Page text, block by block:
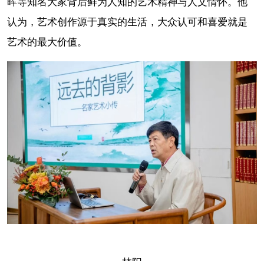
认为，艺术创作源于真实的生活，大众认可和喜爱就是
艺术的最大价值。